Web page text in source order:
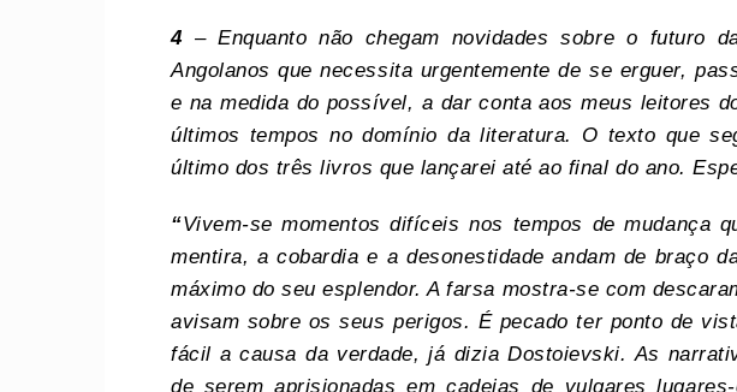
4 – Enquanto não chegam novidades sobre o futuro
Angolanos que necessita urgentemente de se erguer,
e na medida do possível, a dar conta aos meus leitores
últimos tempos no domínio da literatura. O texto que
último dos três livros que lançarei até ao final do ano.
“Vivem-se momentos difíceis nos tempos de mudança
mentira, a cobardia e a desonestidade andam de braço
máximo do seu esplendor. A farsa mostra-se com
avisam sobre os seus perigos. É pecado ter ponto de
fácil a causa da verdade, já dizia Dostoievski. As
de serem aprisionadas em cadeias de vulgares